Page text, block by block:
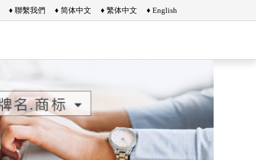
♦ 聯繫我們 ♦ 简体中文 ♦ 繁体中文 ♦ English